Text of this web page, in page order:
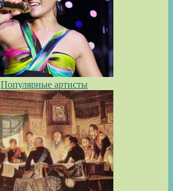
Популярные артисты